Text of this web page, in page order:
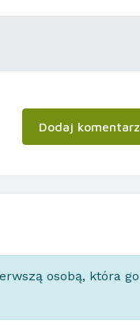
Dodaj komentarz
osobą, która go